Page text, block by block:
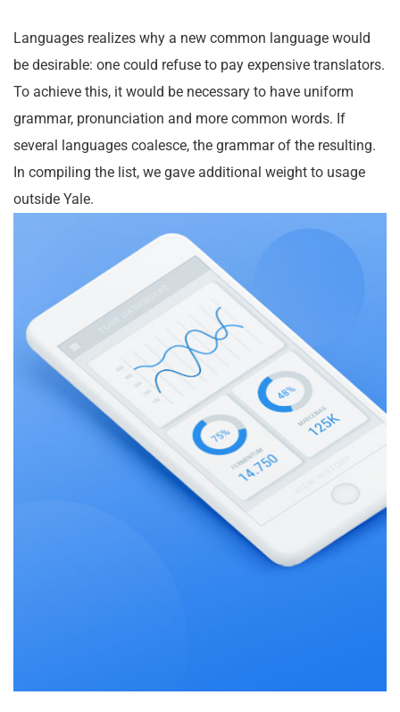
Languages realizes why a new common language would
be desirable: one could refuse to pay expensive translators.
To achieve this, it would be necessary to have uniform
grammar, pronunciation and more common words. If
several languages coalesce, the grammar of the resulting.
In compiling the list, we gave additional weight to usage
outside Yale.